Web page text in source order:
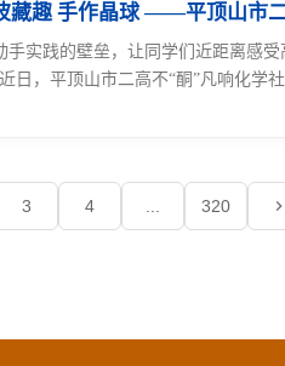
【至正二高】清波藏趣
手实践的壁垒，让同学们近距离感
日，平顶山市二高不“酮”凡响化学
3 4 320